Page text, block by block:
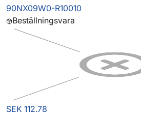
90NX09W0-R10010
Beställningsvara
SEK 112.78